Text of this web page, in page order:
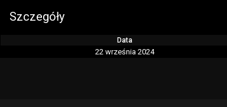
Szczegóły
Data
22 września 2024